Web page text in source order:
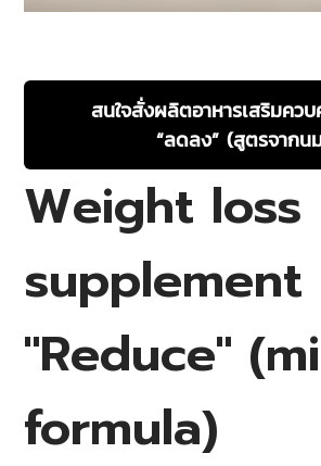
สนใจสั่งผลิตอาหารเสริมคว
“ลดลง” (สูตรจากน
Weight loss
supplement
"Reduce"
formula)